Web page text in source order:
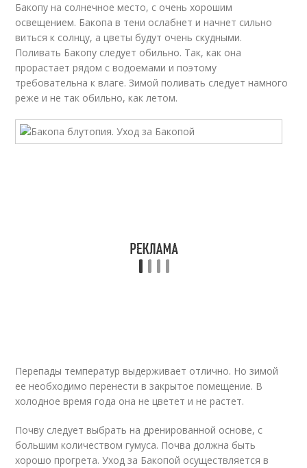
Бакопу на солнечное место, с очень хорошим
освещением. Бакопа в тени ослабнет и начнет сильно
виться к солнцу, а цветы будут очень скудными.
Поливать Бакопу следует обильно. Так, как она
прорастает рядом с водоемами и поэтому
требовательна к влаге. Зимой поливать следует намного
реже и не так обильно, как летом.
Перепады температур выдерживает отлично. Но зимой
ее необходимо перенести в закрытое помещение. В
холодное время года она не цветет и не растет.
Почву следует выбрать на дренированной основе, с
большим количеством гумуса. Почва должна быть
хорошо прогрета. Уход за Бакопой осуществляется в